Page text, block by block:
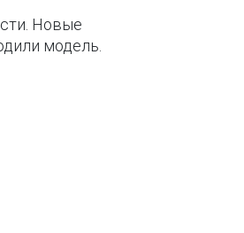
Новые
модель.